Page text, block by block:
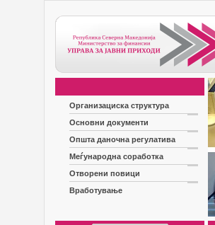
Организациска структура
Основни документи
Општа даночна регулатива
Меѓународна соработка
Отворени повици
Вработување